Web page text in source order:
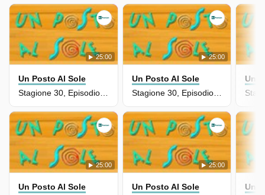
25:00
Un Posto Al Sole
Stagione 30, Episodio 6892
25:00
Un Posto Al Sole
Stagione 30, Episodio 6891
25:00
Un Posto Al Sole
25:00
Un Posto Al Sole
Un
Un